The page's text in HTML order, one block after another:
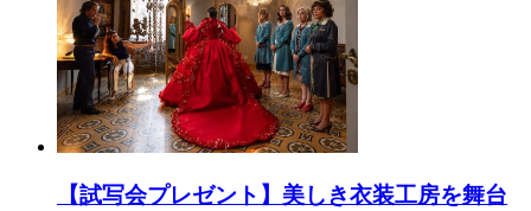
【試写会プレゼント】美しき衣装工房を舞台